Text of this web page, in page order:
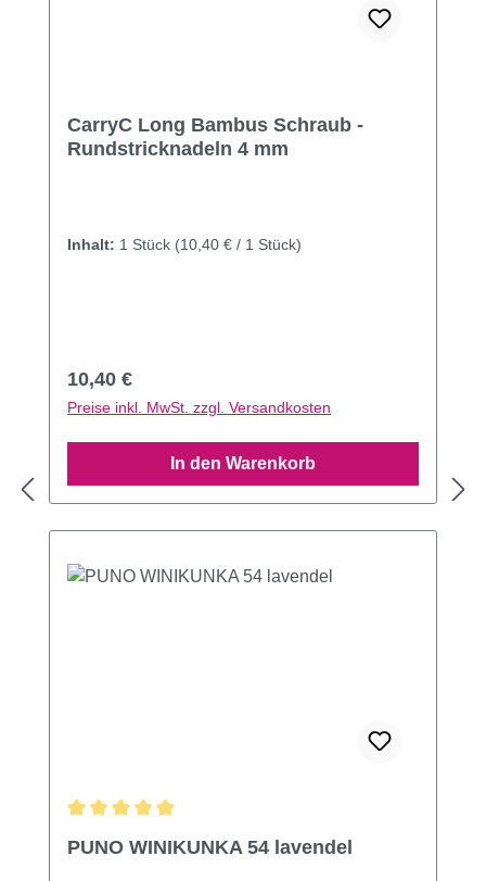
CarryC Long Bambus Schraub -
Rundstricknadeln 4 mm
Inhalt: 1 Stück (10,40 € / 1 Stück)
Regulärer Preis:
10,40 €
Preise inkl. MwSt. zzgl. Versandkosten
In den Warenkorb
PUNO WINIKUNKA 54 lavendel